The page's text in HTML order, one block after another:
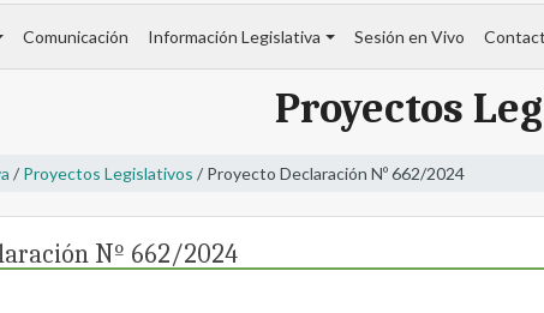
Comunicación Información Legislativa Sesión en Vivo
Proyectos
/ Proyectos Legislativos / Proyecto Declaración Nº 662/2024
Nº 662/2024